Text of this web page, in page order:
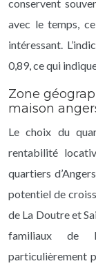
conservent
avec le temps,
intéressant.
0,89, ce qui
Zone
maison
Le choix du
rentabilité
quartiers
potentiel de
de La Doutre et
familiaux de
particulièrement